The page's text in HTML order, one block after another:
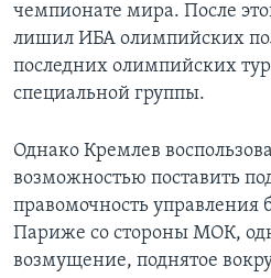
чемпионате мира. После
лишил ИБА олимпийских
последних олимпийских
специальной группы.
Однако Кремлев
возможностью поставить
правомочность управления
Париже со стороны МОК,
возмущение, поднятое